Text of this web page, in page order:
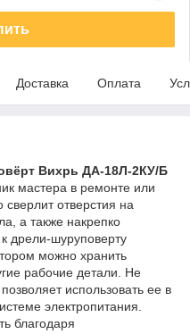
Доставка Оплата
Вихрь ДА-18Л-2КУ/Б
мастера в ремонте или
сверлит отверстия на
а также накрепко
дрели-шуруповерту
можно хранить
рабочие детали. Не
использовать ее в
электропитания.
благодаря